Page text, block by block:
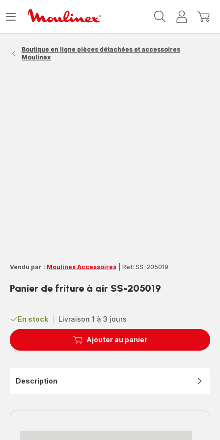
MonMon
Ouvrir
Boutique en ligne pièces détachées et accessoires
Moulinex
Vendu par : Moulinex Accessoires Ref: SS-205019
Panier de friture à air SS-205019
En stock Livraison 1 à 3 jours
Ajouter au panier
Description